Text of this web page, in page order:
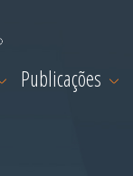
Publicações